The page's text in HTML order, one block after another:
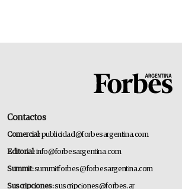
Contactos
Comercial:publicidad@forbesargentina.com
Editorial:info@forbesargentina.com
Summit:summitforbes@forbesargentina.com
Suscripciones:suscripciones@forbes.ar